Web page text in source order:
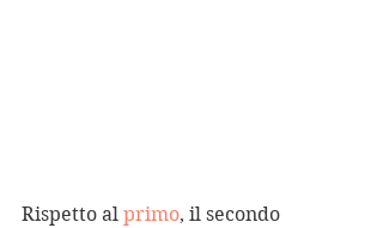
Rispetto al primo, il secondo